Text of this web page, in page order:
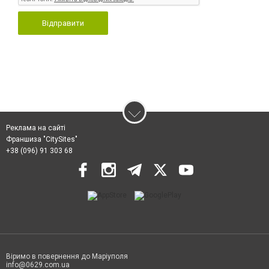
Відправити
Реклама на сайті
Франшиза "CitySites"
+38 (096) 91 303 68
Віримо в повернення до Маріуполя
info@0629.com.ua